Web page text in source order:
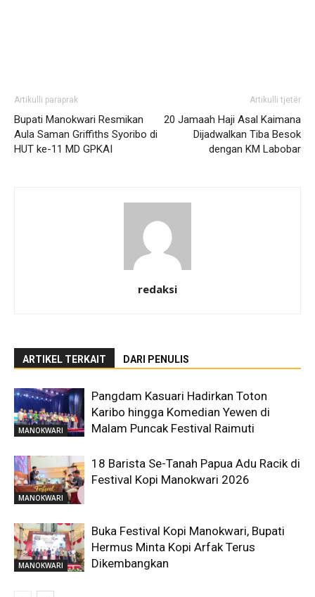
Artikulli paraprak
Bupati Manokwari Resmikan
Aula Saman Griffiths Syoribo di
HUT ke-11 MD GPKAI
Artikulli tjetër
20 Jamaah Haji Asal Kaimana
Dijadwalkan Tiba Besok
dengan KM Labobar
redaksi
ARTIKEL TERKAIT DARI PENULIS
MANOKWARI
Pangdam Kasuari Hadirkan Toton
Karibo hingga Komedian Yewen di
Malam Puncak Festival Raimuti
MANOKWARI
18 Barista Se-Tanah Papua Adu Racik di
Festival Kopi Manokwari 2026
MANOKWARI
Buka Festival Kopi Manokwari, Bupati
Hermus Minta Kopi Arfak Terus
Dikembangkan